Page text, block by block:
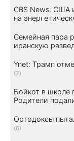
CBS News: США
на
Семейная пара
иранскую
Ynet: Трамп
(7)
Бойкот в школе
Родители
Ортодоксы
(6)